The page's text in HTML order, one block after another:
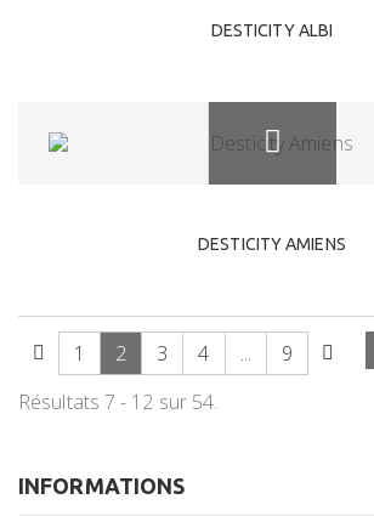
DESTICITY ALBI
DESTICITY AMIENS
1 2 3 4 ...
9
Résultats 7 - 12 sur 54.
INFORMATIONS